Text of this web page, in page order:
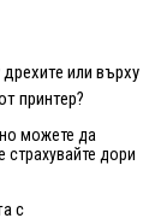
или върху
принтер?
можете да
страхувайте дори
с